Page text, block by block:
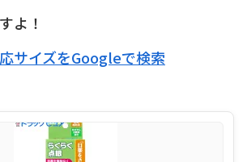
よ！
サイズをGoogleで検索